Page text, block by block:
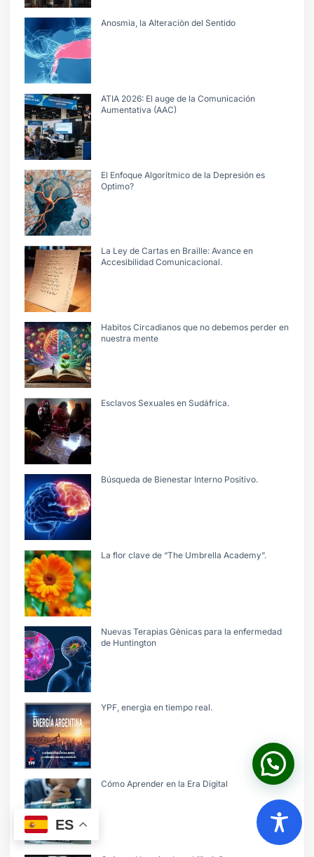
Anosmia, la Alteraciòn del Sentido
ATIA 2026: El auge de la Comunicación
Aumentativa (AAC)
El Enfoque Algorítmico de la Depresión es
Optimo?
La Ley de Cartas en Braille: Avance en
Accesibilidad Comunicacional.
Habitos Circadianos que no debemos perder en
nuestra mente
Esclavos Sexuales en Sudáfrica.
Búsqueda de Bienestar Interno Positivo.
La flor clave de “The Umbrella Academy”.
Nuevas Terapias Gènicas para la enfermedad
de Huntington
YPF, energìa en tiempo real.
Cómo Aprender en la Era Digital
ES